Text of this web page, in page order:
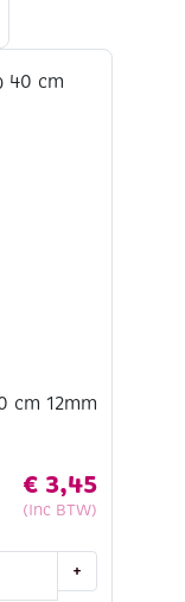
cm 12mm
€ 3,45
(Inc BTW)
+